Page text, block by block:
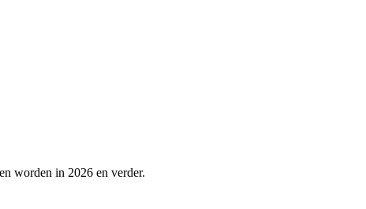
worden in 2026 en verder.